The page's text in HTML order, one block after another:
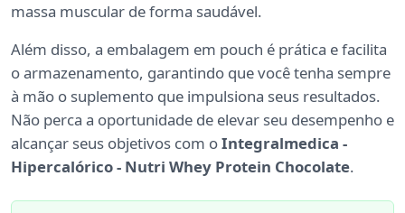
massa muscular de forma saudável.
Além disso, a embalagem em pouch é prática e facilita
o armazenamento, garantindo que você tenha sempre
à mão o suplemento que impulsiona seus resultados.
Não perca a oportunidade de elevar seu desempenho e
alcançar seus objetivos com oIntegralmedica -
Hipercalórico - Nutri Whey Protein Chocolate.